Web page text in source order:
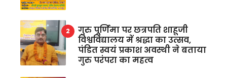
गुरु पूर्णिमा पर छत्रपति शाहूजी
विश्वविद्यालय में श्रद्धा का उत्सव,
पंडित स्वयं प्रकाश अवस्थी ने बताया
गुरु परंपरा का महत्व